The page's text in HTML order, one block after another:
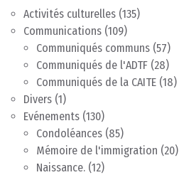
Activités culturelles (135)
Communications (109)
Communiqués communs (57)
Communiqués de l'ADTF (28)
Communiqués de la CAITE (18)
Divers (1)
Evénements (130)
Condoléances (85)
Mémoire de l'immigration (20)
Naissance. (12)